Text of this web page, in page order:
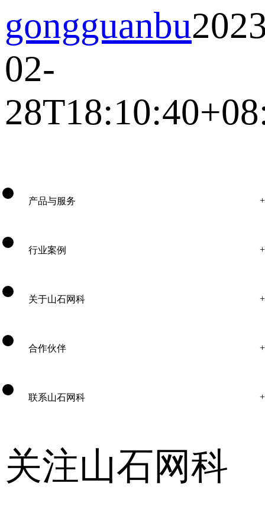
gongguanbu
02-
产品与服务
行业案例
关于山石网科
合作伙伴
联系山石网科
关注山石网科